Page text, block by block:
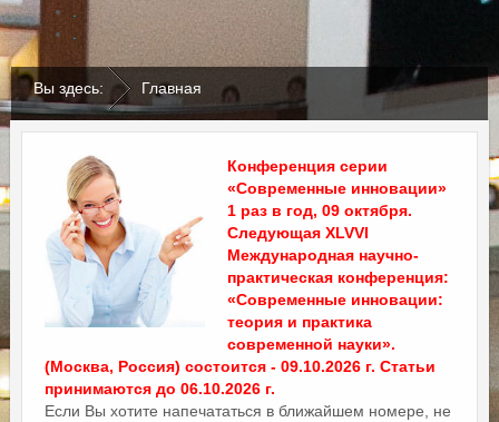
Вы здесь: Главная
Конференция серии
«Современные инновации»
1 раз в год, 09 октября.
Следующая XLVVI
Международная научно-
практическая конференция:
«Современные инновации:
теория и практика
современной науки».
(Москва, Россия) состоится - 09.10.2026 г. Статьи
принимаются до 06.10.2026 г.
Если Вы хотите напечататься в ближайшем номере, не